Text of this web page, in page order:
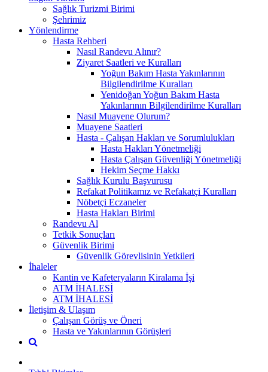
Sağlık Turizmi Birimi
Şehrimiz
Yönlendirme
Hasta Rehberi
Nasıl Randevu Alınır?
Ziyaret Saatleri ve Kuralları
Yoğun Bakım Hasta Yakınlarının
Bilgilendirilme Kuralları
Yenidoğan Yoğun Bakım Hasta
Yakınlarının Bilgilendirilme Kuralları
Nasıl Muayene Olurum?
Muayene Saatleri
Hasta - Çalışan Hakları ve Sorumlulukları
Hasta Hakları Yönetmeliği
Hasta Çalışan Güvenliği Yönetmeliği
Hekim Seçme Hakkı
Sağlık Kurulu Başvurusu
Refakat Politikamız ve Refakatçi Kuralları
Nöbetçi Eczaneler
Hasta Hakları Birimi
Randevu Al
Tetkik Sonuçları
Güvenlik Birimi
Güvenlik Görevlisinin Yetkileri
İhaleler
Kantin ve Kafeteryaların Kiralama İşi
ATM İHALESİ
ATM İHALESİ
İletişim & Ulaşım
Çalışan Görüş ve Öneri
Hasta ve Yakınlarının Görüşleri